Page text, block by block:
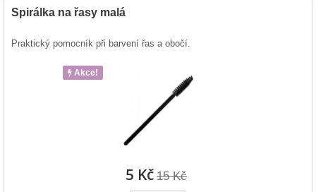
Spirálka na řasy malá
Praktický pomocník při barvení řas a obočí.
Akce!
5 Kč 15 Kč